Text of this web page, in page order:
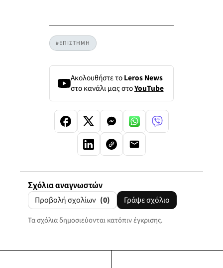
#ΕΠΙΣΤΗΜΗ
Ακολουθήστε τοLeros News
στο κανάλι μας στοYouTube
Σχόλια αναγνωστών
Προβολή σχολίων (0) Γράψε σχόλιο
Τα σχόλια δημοσιεύονται κατόπιν έγκρισης.